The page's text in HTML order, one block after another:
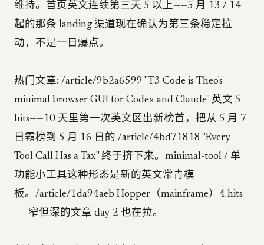
维持。首页英文连续第三天 5 以上——5 月 13 / 14
起的那条 landing 渠道现在确认为第三条稳定拉
动，不是一日爆点。
热门文章: /article/9b2a6599 "T3 Code is Theo's
minimal browser GUI for Codex and Claude" 英文 5
hits——10 天里第一次英文区出新榜首，把从 5 月 7
日霸榜到 5 月 16 日的 /article/4bd71818 "Every
Tool Call Has a Tax" 终于挤下来。minimal-tool / 单
功能小工具这种形态是新的英文常青模
板。/article/1da94aeb Hopper（mainframe）4 hits
——窄但深的文章 day-2 也在拉。